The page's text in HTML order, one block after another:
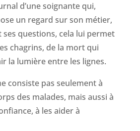
d’une soignante qui,
un regard sur son métier,
ses questions, cela lui permet
chagrins, de la mort qui
la lumière entre les lignes.
consiste pas seulement à
des malades, mais aussi à
à les aider à